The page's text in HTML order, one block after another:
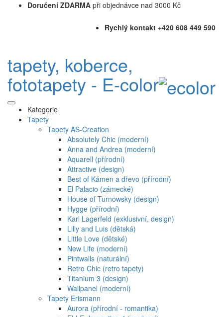
Doručení ZDARMA při objednávce nad 3000 Kč
Rychlý kontakt +420 608 449 590
tapety, koberce,
fototapety - E-color
Kategorie
Tapety
Tapety AS-Creation
Absolutely Chic (moderní)
Anna and Andrea (moderní)
Aquarell (přírodní)
Attractive (design)
Best of Kámen a dřevo (přírodní)
El Palacio (zámecké)
House of Turnowsky (design)
Hygge (přírodní)
Karl Lagerfeld (exklusivní, design)
Lilly and Luis (dětská)
Little Love (dětské)
New Life (moderní)
Pintwalls (naturální)
Retro Chic (retro tapety)
Titanium 3 (design)
Wallpanel (moderní)
Tapety Erismann
Aurora (přírodní - romantika)